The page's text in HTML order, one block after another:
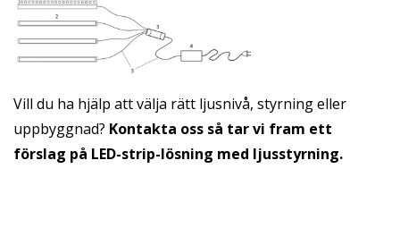
Vill du ha hjälp att välja rätt ljusnivå, styrning eller
uppbyggnad? Kontakta oss så tar vi fram ett
förslag på LED-strip-lösning med ljusstyrning.